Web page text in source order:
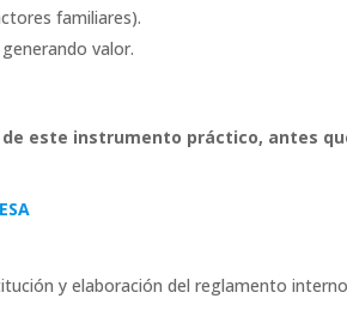
familiares).
valor.
este instrumento práctico, antes
y elaboración del reglamento